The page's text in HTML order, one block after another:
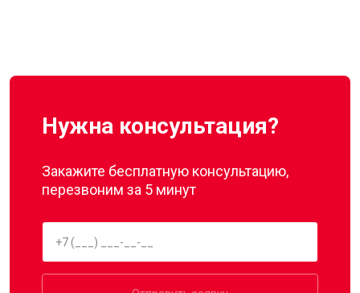
Нужна консультация?
Закажите бесплатную консультацию,
перезвоним за 5 минут